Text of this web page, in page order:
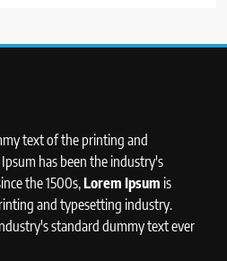
text of the printing and
has been the industry's
the 1500s,Lorem Ipsum is
and typesetting industry.
standard dummy text ever